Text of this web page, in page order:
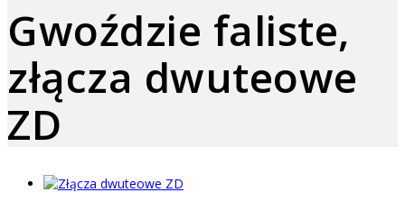
Gwoździe faliste,
złącza dwuteowe
ZD